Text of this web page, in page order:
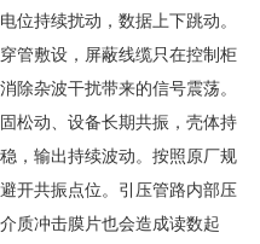
位持续扰动，数据上下跳动。
管敷设，屏蔽线缆只在控制柜
除杂波干扰带来的信号震荡。
松动、设备长期共振，壳体持
，输出持续波动。按照原厂规
开共振点位。引压管路内部压
质冲击膜片也会造成读数起